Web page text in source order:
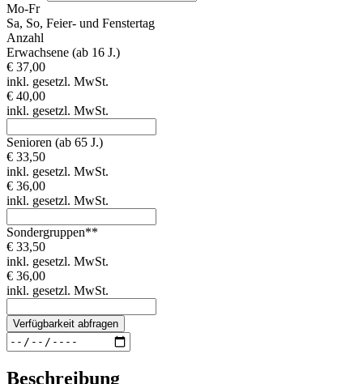
Mo-Fr
Sa, So, Feier- und Fenstertag
Anzahl
Erwachsene (ab 16 J.)
€ 37,00
inkl. gesetzl. MwSt.
€ 40,00
inkl. gesetzl. MwSt.
Senioren (ab 65 J.)
€ 33,50
inkl. gesetzl. MwSt.
€ 36,00
inkl. gesetzl. MwSt.
Sondergruppen**
€ 33,50
inkl. gesetzl. MwSt.
€ 36,00
inkl. gesetzl. MwSt.
Verfügbarkeit abfragen
Beschreibung